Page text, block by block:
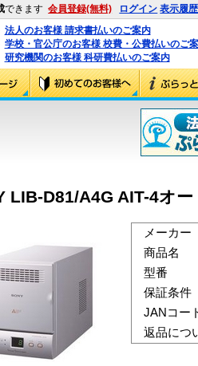
できます 会員登録(無料) ログイン 表示履歴
法人のお客様 請求書払いのご案内
学校・官公庁のお客様 校費・公費払いのご
研究機関のお客様 科研費払いのご案内
LIB-D81/A4G AIT-4オ
メーカー
商品名
型番
保証条件
JANコー
返品につ